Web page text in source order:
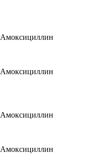
Амоксициллин
Амоксициллин
Амоксициллин
Амоксициллин